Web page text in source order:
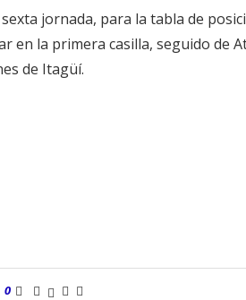
jornada, para la tabla de
en la primera casilla, seguido de
de Itagüí.
0